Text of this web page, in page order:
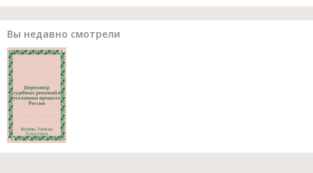
Вы недавно смотрели